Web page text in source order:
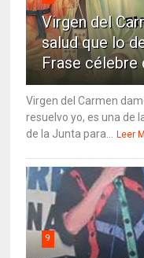
Virgen del
salud que lo
Frase célebre
Virgen del Carmen
resuelvo yo, es una de
de la Junta para...
Leer
9